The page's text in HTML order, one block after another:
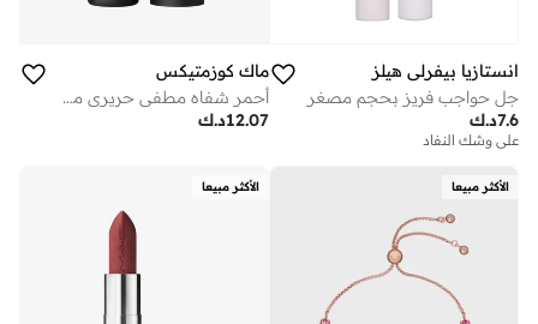
انستازيا بيفرلي هيلز‎
جل حواجب فريز بحجم مصغر
د.ك7.6
على وشك النفاد
ماك كوزمتيكس
أحمر شفاه مطفي حريري من ماكسيمال - كيندا سيكسي
د.ك12.07
الأكثر مبيعا الأكثر مبيعا